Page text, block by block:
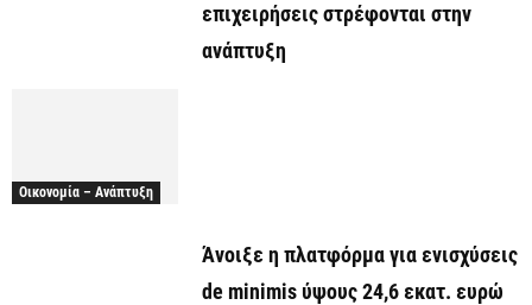
επιχειρήσεις στρέφονται στην
ανάπτυξη
Οικονομία – Ανάπτυξη
Άνοιξε η πλατφόρμα για ενισχύσεις
de minimis ύψους 24,6 εκατ. ευρώ